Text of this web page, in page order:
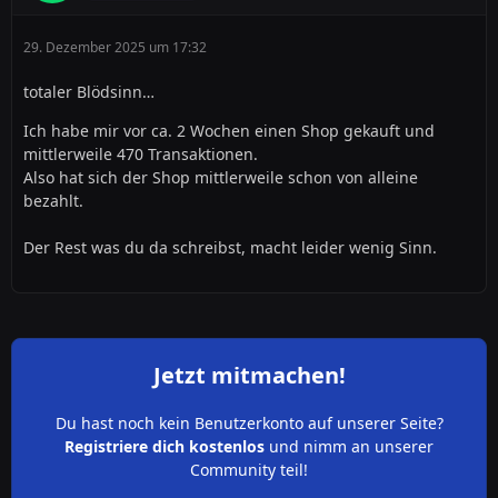
Odrer will mir einer sagen, dass Materialien die nix
Vielleicht ist es ja Sinn hier ausgehöhlte Grundstücke an
über 300 Steine abbauen müssen um nen Dollar zu
erhalten.
Und nein Bega25 du triffst hier ins Schwarze wenn du
lg und frohe Weihnachten
29. Dezember 2025 um 17:32
totaler Blödsinn…
Ich habe mir vor ca. 2 Wochen einen Shop gekauft und
mittlerweile 470 Transaktionen.
Also hat sich der Shop mittlerweile schon von alleine
bezahlt.
Der Rest was du da schreibst, macht leider wenig Sinn.
Jetzt mitmachen!
Du hast noch kein Benutzerkonto auf unserer Seite?
Registriere dich kostenlos und nimm an unserer
Community teil!